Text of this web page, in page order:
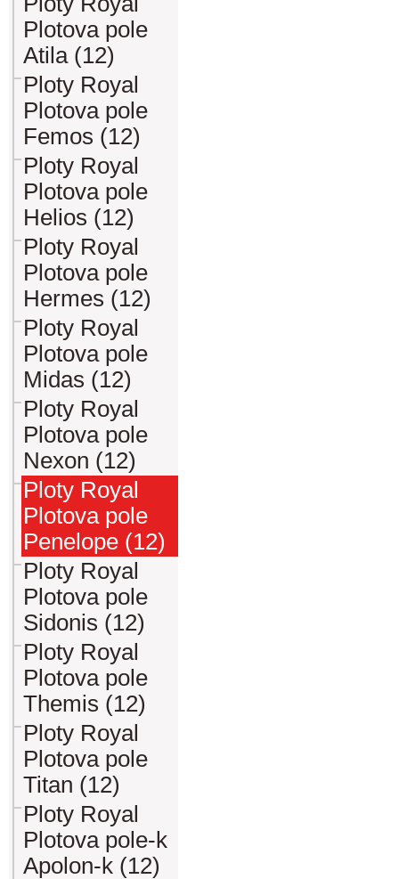
Plotova pole
Atila (12)
Ploty Royal
Plotova pole
Femos (12)
Ploty Royal
Plotova pole
Helios (12)
Ploty Royal
Plotova pole
Hermes (12)
Ploty Royal
Plotova pole
Midas (12)
Ploty Royal
Plotova pole
Nexon (12)
Ploty Royal
Plotova pole
Penelope (12)
Ploty Royal
Plotova pole
Sidonis (12)
Ploty Royal
Plotova pole
Themis (12)
Ploty Royal
Plotova pole
Titan (12)
Ploty Royal
Plotova pole-k
Apolon-k (12)